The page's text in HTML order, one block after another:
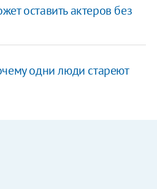
оставить актеров без
одни люди стареют